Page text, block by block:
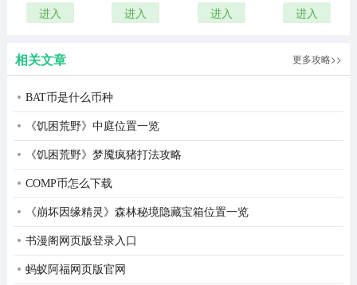
录制您的曲目并与朋友分享。
详细介绍景区门票、交通、住宿、商店等实用信息。
播报每个景点的历史文化和内涵。
台----同程网团队携程打造！本软件提供酒店，机票，景
点，演出，租车和度假六大产品一站式查询和预订服务，
方正版
进入
边
进入
汉化版
进入
最新版
进入
相关文章 更多攻略>>
BAT币是什么币种
《饥困荒野》中庭位置一览
《饥困荒野》梦魇疯猪打法攻略
COMP币怎么下载
《崩坏因缘精灵》森林秘境隐藏宝箱位置一览
书漫阁网页版登录入口
蚂蚁阿福网页版官网